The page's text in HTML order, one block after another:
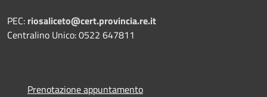
PEC: riosaliceto@cert.provincia.re.it
Centralino Unico: 0522 647811
Prenotazione appuntamento